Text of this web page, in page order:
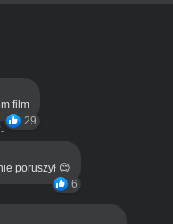
film
29
poruszył 😊
6